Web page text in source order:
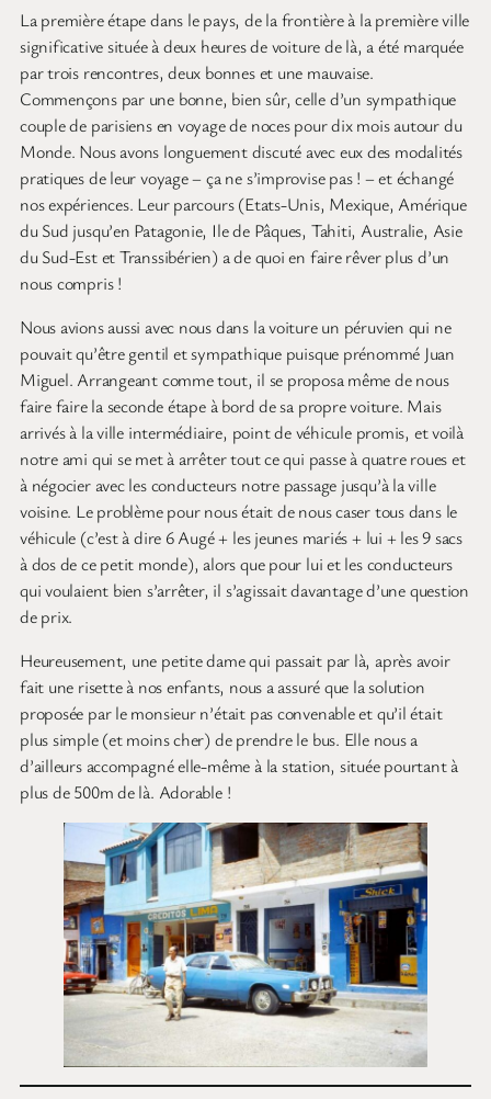
La première étape dans le pays, de la frontière à la première ville
significative située à deux heures de voiture de là, a été marquée
par trois rencontres, deux bonnes et une mauvaise.
Commençons par une bonne, bien sûr, celle d’un sympathique
couple de parisiens en voyage de noces pour dix mois autour du
Monde. Nous avons longuement discuté avec eux des modalités
pratiques de leur voyage – ça ne s’improvise pas ! – et échangé
nos expériences. Leur parcours (Etats-Unis, Mexique, Amérique
du Sud jusqu’en Patagonie, Ile de Pâques, Tahiti, Australie, Asie
du Sud-Est et Transsibérien) a de quoi en faire rêver plus d’un
nous compris !
Nous avions aussi avec nous dans la voiture un péruvien qui ne
pouvait qu’être gentil et sympathique puisque prénommé Juan
Miguel. Arrangeant comme tout, il se proposa même de nous
faire faire la seconde étape à bord de sa propre voiture. Mais
arrivés à la ville intermédiaire, point de véhicule promis, et voilà
notre ami qui se met à arrêter tout ce qui passe à quatre roues et
à négocier avec les conducteurs notre passage jusqu’à la ville
voisine. Le problème pour nous était de nous caser tous dans le
véhicule (c’est à dire 6 Augé + les jeunes mariés + lui + les 9 sacs
à dos de ce petit monde), alors que pour lui et les conducteurs
qui voulaient bien s’arrêter, il s’agissait davantage d’une question
de prix.
Heureusement, une petite dame qui passait par là, après avoir
fait une risette à nos enfants, nous a assuré que la solution
proposée par le monsieur n’était pas convenable et qu’il était
plus simple (et moins cher) de prendre le bus. Elle nous a
d’ailleurs accompagné elle-même à la station, située pourtant à
plus de 500m de là. Adorable !